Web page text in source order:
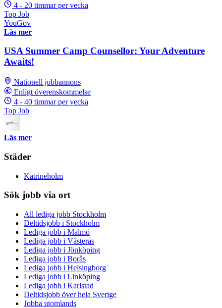
4 - 20 timmar per vecka
Top Job
YouGov
Läs mer
USA Summer Camp Counsellor: Your Adventure
Awaits!
Nationell jobbannons
Enligt överenskommelse
4 - 40 timmar per vecka
Top Job
Läs mer
Städer
Katrineholm
Sök jobb via ort
All lediga jobb Stockholm
Deltidsjobb i Stockholm
Lediga jobb i Malmö
Lediga jobb i Västerås
Lediga jobb i Jönköping
Lediga jobb i Borås
Lediga jobb i Helsingborg
Lediga jobb i Linköping
Lediga jobb i Karlstad
Deltidsjobb över hela Sverige
Jobba utomlands